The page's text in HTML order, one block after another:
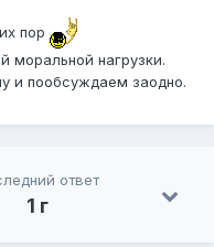
пор
моральной нагрузки.
и пообсуждаем заодно.
ответ
1 г